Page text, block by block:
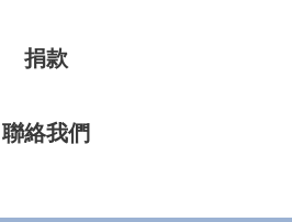
捐款
聯絡我們